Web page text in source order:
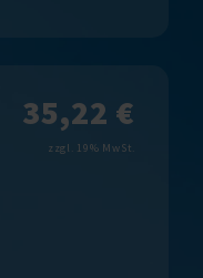
35,22 €
zzgl. 19% MwSt.